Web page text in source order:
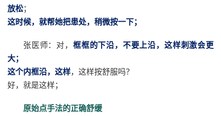
放松；
这时候，就帮她把患处，稍微按一下；
张医师：对， 框框的下沿，不要上沿，这样刺激会更
大；
这个内框沿，这样，这样按舒服吗？
好，就是这样；
原始点手法的正确舒缓